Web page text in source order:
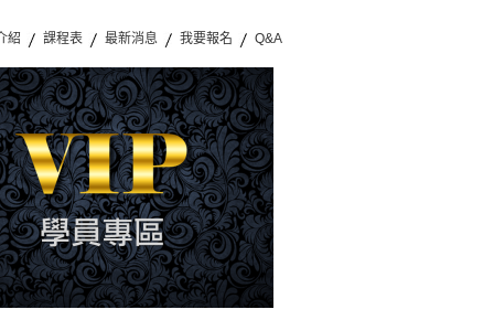
紹 課程表 最新消息 我要報名 Q&A